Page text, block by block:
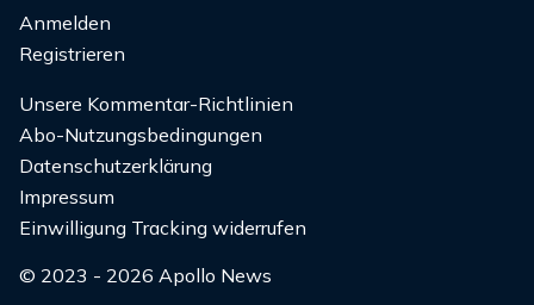
Anmelden
Registrieren
Unsere Kommentar-Richtlinien
Abo-Nutzungsbedingungen
Datenschutzerklärung
Impressum
Einwilligung Tracking widerrufen
© 2023 - 2026 Apollo News